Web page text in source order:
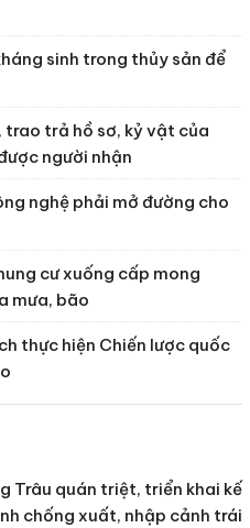
sinh trong thủy sản để
trao trả hồ sơ, kỷ vật của
người nhận
nghệ phải mở đường cho
cư xuống cấp mong
mưa, bão
thực hiện Chiến lược quốc
Trâu quán triệt, triển khai kế
chống xuất, nhập cảnh trái